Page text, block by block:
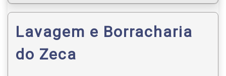
Lavagem e Borracharia
do Zeca